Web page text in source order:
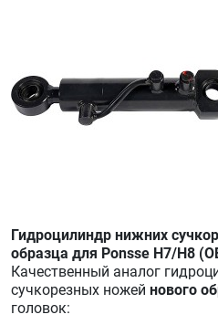
Гидроцилиндр нижних
образца для Ponsse Н7/Н8
Качественный аналог
сучкорезных ножей нового
головок: